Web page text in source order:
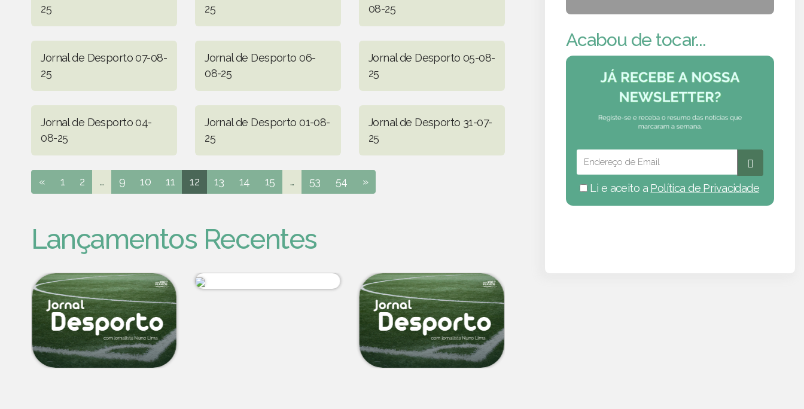
25
25
08-25
Jornal de Desporto 07-08-
25
Jornal de Desporto 06-
08-25
Jornal de Desporto 05-08-
25
Jornal de Desporto 04-
08-25
Jornal de Desporto 01-08-
25
Jornal de Desporto 31-07-
25
« 1 2 ... 9 10 11 12 13 14 15 ... 53 54 »
Lançamentos Recentes
Acabou de tocar...
Li e aceito a Política de Privacidade